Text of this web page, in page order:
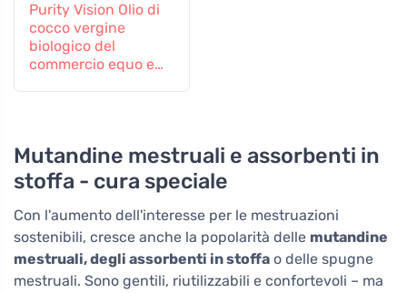
Purity Vision Olio di
cocco vergine
biologico del
commercio equo e
Mutandine mestruali e assorbenti in
stoffa - cura speciale
Con l'aumento dell'interesse per le mestruazioni
sostenibili, cresce anche la popolarità delle mutandine
mestruali, degli assorbenti in stoffa o delle spugne
mestruali. Sono gentili, riutilizzabili e confortevoli – ma